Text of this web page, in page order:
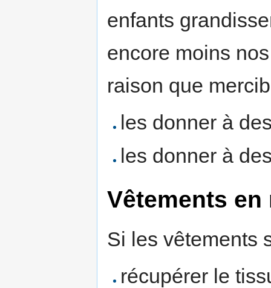
enfants
encore moins
raison que
les donner à
les donner à
Vêtements
Si les vêtements
récupérer le